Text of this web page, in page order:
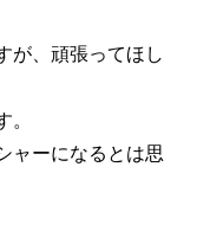
が、頑張ってほし
。
ャーになるとは思